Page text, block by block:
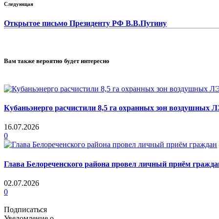
Следующая
Открытое письмо Президенту РФ В.В.Путину
Вам также вероятно будет интересно
Кубаньэнерго расчистили 8,5 га охранных зон воздушных
16.07.2026
0
Глава Белореченского района провел личный приём
02.07.2026
0
Подписаться